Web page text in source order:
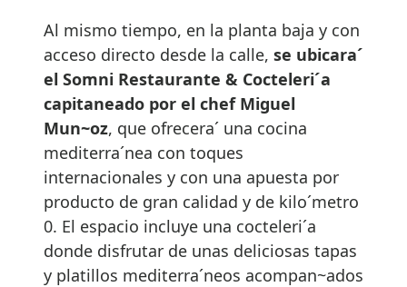
Al mismo tiempo, en la planta baja y con
acceso directo desde la calle, se ubicara´
el Somni Restaurante & Cocteleri´a
capitaneado por el chef Miguel
Mun~oz, que ofrecera´ una cocina
mediterra´nea con toques
internacionales y con una apuesta por
producto de gran calidad y de kilo´metro
0. El espacio incluye una cocteleri´a
donde disfrutar de unas deliciosas tapas
y platillos mediterra´neos acompan~ados